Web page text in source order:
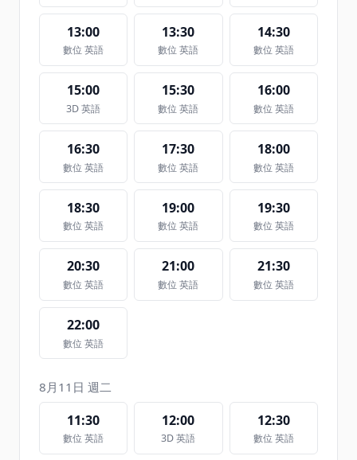
13:00
數位 英語
13:30
數位 英語
14:30
數位 英語
15:00
3D 英語
15:30
數位 英語
16:00
數位 英語
16:30
數位 英語
17:30
數位 英語
18:00
數位 英語
18:30
數位 英語
19:00
數位 英語
19:30
數位 英語
20:30
數位 英語
21:00
數位 英語
21:30
數位 英語
22:00
數位 英語
8月11日 週二
11:30
數位 英語
12:00
3D 英語
12:30
數位 英語